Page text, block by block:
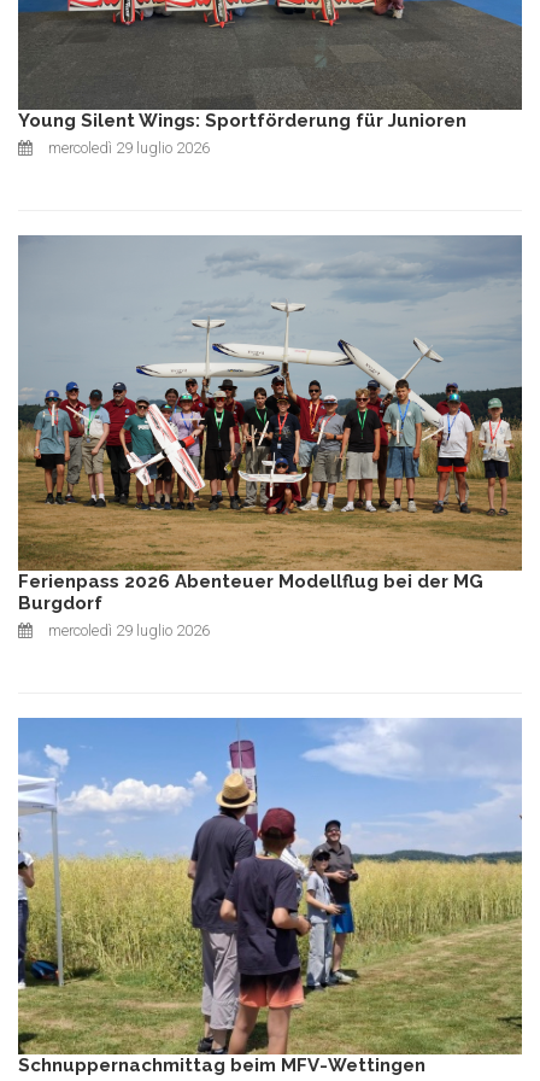
Young Silent Wings: Sportförderung für Junioren
mercoledì 29 luglio 2026
Ferienpass 2026 Abenteuer Modellflug bei der MG
Burgdorf
mercoledì 29 luglio 2026
Schnuppernachmittag beim MFV-Wettingen